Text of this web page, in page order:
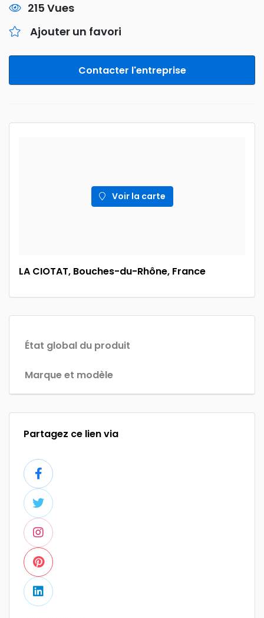
215 Vues
Ajouter un favori
Contacter l'entreprise
Voir la carte
LA CIOTAT, Bouches-du-Rhône, France
État global du produit
Marque et modèle
Partagez ce lien via